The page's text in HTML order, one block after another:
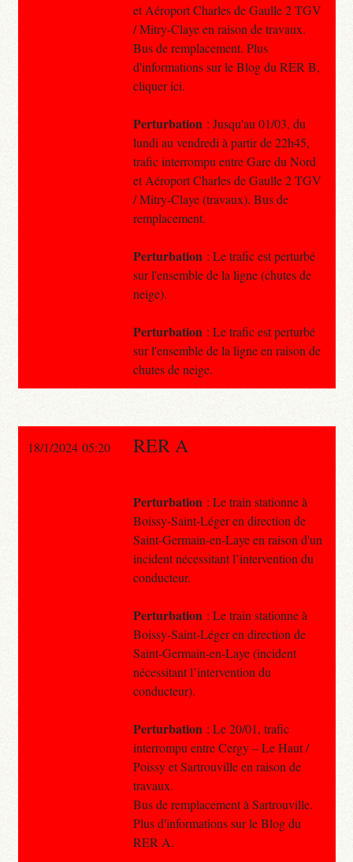
et Aéroport Charles de Gaulle 2 TGV
/ Mitry-Claye en raison de travaux.
Bus de remplacement. Plus
d'informations sur le Blog du RER B,
cliquer ici.
Perturbation : Jusqu'au 01/03, du
lundi au vendredi à partir de 22h45,
trafic interrompu entre Gare du Nord
et Aéroport Charles de Gaulle 2 TGV
/ Mitry-Claye (travaux). Bus de
remplacement.
Perturbation : Le trafic est perturbé
sur l'ensemble de la ligne (chutes de
neige).
Perturbation : Le trafic est perturbé
sur l'ensemble de la ligne en raison de
chutes de neige.
18/1/2024 05:20 RER A
Perturbation : Le train stationne à
Boissy-Saint-Léger en direction de
Saint-Germain-en-Laye en raison d'un
incident nécessitant l’intervention du
conducteur.
Perturbation : Le train stationne à
Boissy-Saint-Léger en direction de
Saint-Germain-en-Laye (incident
nécessitant l’intervention du
conducteur).
Perturbation : Le 20/01, trafic
interrompu entre Cergy – Le Haut /
Poissy et Sartrouville en raison de
travaux.
Bus de remplacement à Sartrouville.
Plus d'informations sur le Blog du
RER A.